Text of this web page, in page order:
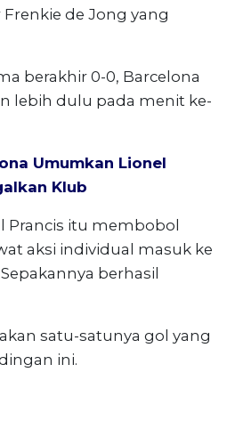
de Jong yang
berakhir 0-0, Barcelona
lebih dulu pada menit ke-
Umumkan Lionel
Klub
Prancis itu membobol
aksi individual masuk ke
berhasil
satu-satunya gol yang
ini.